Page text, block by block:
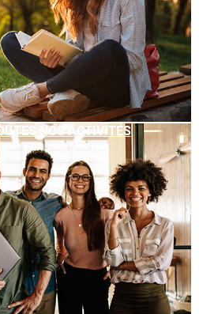
NOS ACTIVITÉS